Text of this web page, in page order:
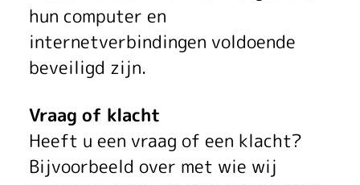
hun computer en
internetverbindingen voldoende
beveiligd zijn.
Vraag of klacht
Heeft u een vraag of een klacht?
Bijvoorbeeld over met wie wij